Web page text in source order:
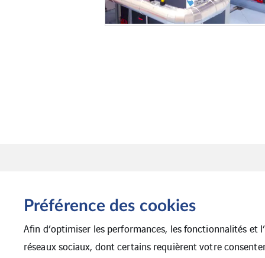
Préférence des cookies
Afin d’optimiser les performances, les fonctionnalités et
réseaux sociaux, dont certains requièrent votre